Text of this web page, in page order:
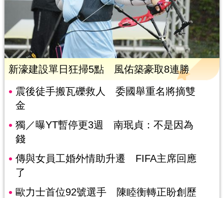
新濠建設單日狂掃5點 風佑築豪取8連勝
震後徒手搬瓦礫救人 委國舉重名將摘雙
金
獨／曝YT暫停更3週 南珉貞：不是因為
錢
傳與女員工婚外情助升遷 FIFA主席回應
了
歐力士首位92號選手 陳睦衡轉正盼創歷